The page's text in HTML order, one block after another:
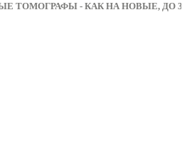
ТОМОГРАФЫ - КАК НА